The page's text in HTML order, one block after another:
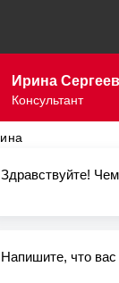
и парковки